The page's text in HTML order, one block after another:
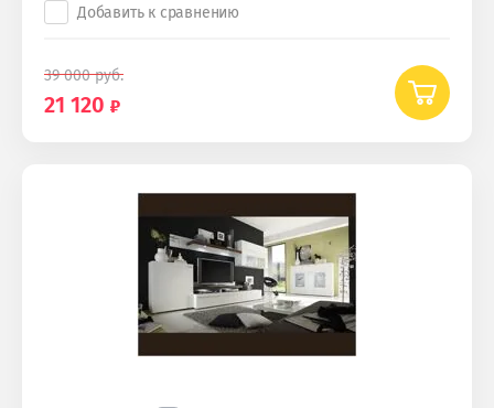
Добавить к сравнению
39 000руб.
21 120